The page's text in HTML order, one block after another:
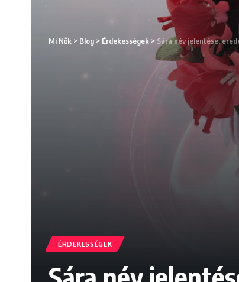
Mi Nők > Blog > Érdekességek > Sára név jelentése,
ÉRDEKESSÉGEK